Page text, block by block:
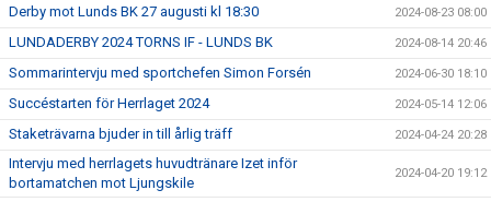
Derby mot Lunds BK 27 augusti kl 18:30 2024-08-23 08:00
LUNDADERBY 2024 TORNS IF - LUNDS BK 2024-08-14 20:46
Sommarintervju med sportchefen Simon Forsén 2024-06-30 18:10
Succéstarten för Herrlaget 2024 2024-05-14 12:06
Staketrävarna bjuder in till årlig träff 2024-04-24 20:28
Intervju med herrlagets huvudtränare Izet inför
bortamatchen mot Ljungskile
2024-04-20 19:12